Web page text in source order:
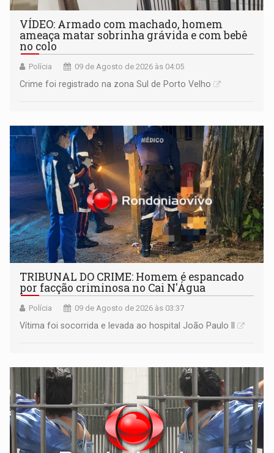
VÍDEO: Armado com machado, homem
ameaça matar sobrinha grávida e com bebê
no colo
Polícia 09 de Agosto de 2026 às 04:05
Crime foi registrado na zona Sul de Porto Velho
TRIBUNAL DO CRIME: Homem é espancado
por facção criminosa no Cai N'Água
Polícia 09 de Agosto de 2026 às 03:37
Vítima foi socorrida e levada ao hospital João Paulo II